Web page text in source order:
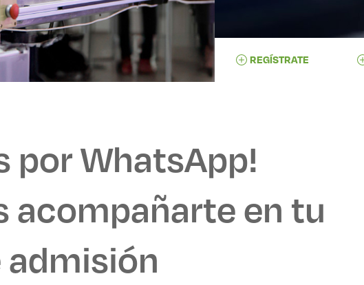
REGÍSTRATE
por WhatsApp!
acompañarte en tu